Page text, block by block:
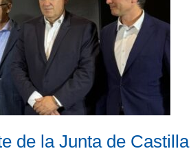
de la Junta de